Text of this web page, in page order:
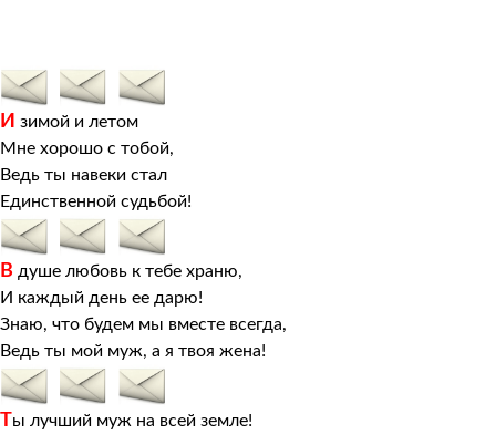
И зимой и летом
Мне хорошо с тобой,
Ведь ты навеки стал
Единственной судьбой!
В душе любовь к тебе храню,
И каждый день ее дарю!
Знаю, что будем мы вместе всегда,
Ведь ты мой муж, а я твоя жена!
ы лучший муж на всей земле!